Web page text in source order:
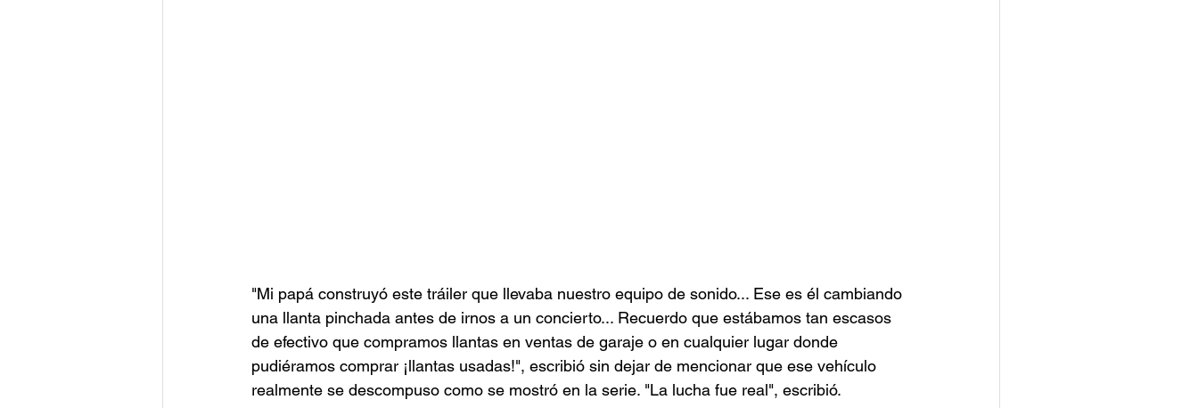
"Mi papá construyó este tráiler que llevaba nuestro equipo de sonido... Ese es él cambiando
una llanta pinchada antes de irnos a un concierto... Recuerdo que estábamos tan escasos
de efectivo que compramos llantas en ventas de garaje o en cualquier lugar donde
pudiéramos comprar ¡llantas usadas!", escribió sin dejar de mencionar que ese vehículo
realmente se descompuso como se mostró en la serie. "La lucha fue real", escribió.